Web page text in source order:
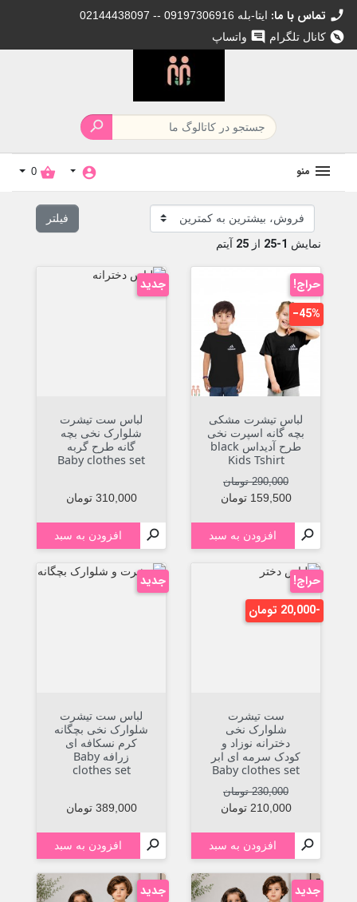
call تماس با ما: 02144438097 -- 09197306916 ایتا-بله
explore کانال تلگرام chat واتساپ

منو account_circle
shopping_basket
0
فیلتر
نمایش 1-25 از 25 آیتم
لباس تیشرت مشکی
بچه گانه اسپرت نخی
طرح آدیداس black
Kids Tshirt
قیمت عادی
290,000 تومان
قیمت
159,500 تومان
 افزودن به سبد
حراج!
‎−45%
لباس ست تیشرت
شلوارک نخی بچه
گانه طرح گربه
Baby clothes set
قیمت
310,000 تومان
 افزودن به سبد
جدید
ست تیشرت
شلوارک نخی
دخترانه نوزاد و
کودک سرمه ای ابر
Baby clothes set
قیمت عادی
230,000 تومان
قیمت
210,000 تومان
 افزودن به سبد
حراج!
-20,000 تومان
لباس ست تیشرت
شلوارک نخی بچگانه
کرم نسکافه ای
زرافه Baby
clothes set
قیمت
389,000 تومان
 افزودن به سبد
جدید
جدید جدید